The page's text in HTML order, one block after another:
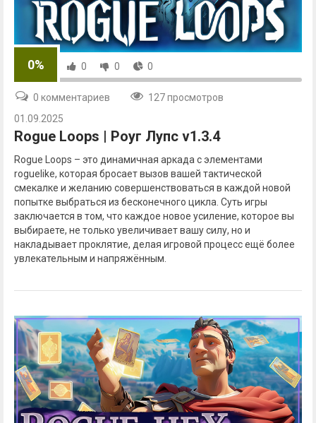
0% 0 0 0
0 комментариев
127 просмотров
01.09.2025
Rogue Loops | Роуг Лупс v1.3.4
Rogue Loops – это динамичная аркада с элементами
roguelike, которая бросает вызов вашей тактической
смекалке и желанию совершенствоваться в каждой новой
попытке выбраться из бесконечного цикла. Суть игры
заключается в том, что каждое новое усиление, которое вы
выбираете, не только увеличивает вашу силу, но и
накладывает проклятие, делая игровой процесс ещё более
увлекательным и напряжённым.